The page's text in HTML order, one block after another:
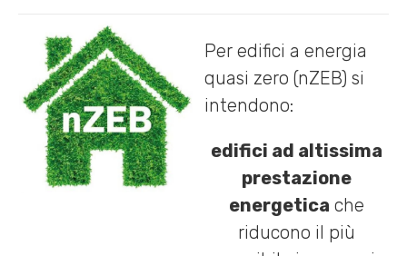
Per edifici a energia
quasi zero (nZEB) si
intendono:
edifici ad altissima
prestazione
energetica che
riducono il più